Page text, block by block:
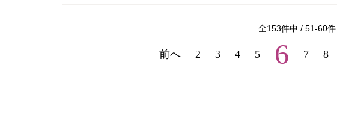
全153件中 / 51-60件
前へ 2 3 4 5 6 7 8